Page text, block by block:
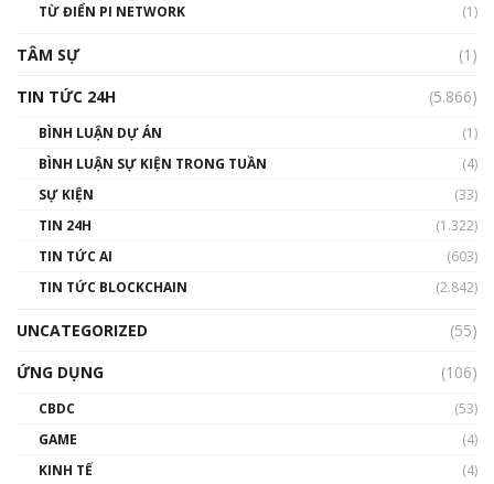
TỪ ĐIỂN PI NETWORK
(1)
TÂM SỰ
(1)
TIN TỨC 24H
(5.866)
BÌNH LUẬN DỰ ÁN
(1)
BÌNH LUẬN SỰ KIỆN TRONG TUẦN
(4)
SỰ KIỆN
(33)
TIN 24H
(1.322)
TIN TỨC AI
(603)
TIN TỨC BLOCKCHAIN
(2.842)
UNCATEGORIZED
(55)
ỨNG DỤNG
(106)
CBDC
(53)
GAME
(4)
KINH TẾ
(4)